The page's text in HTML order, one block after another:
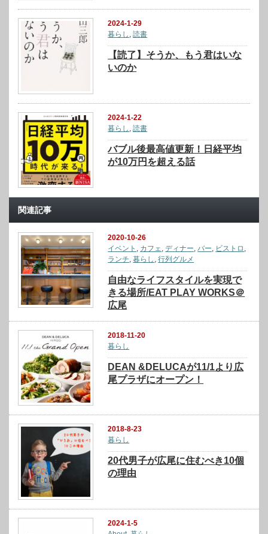
2024-1-29
暮らし ,読書
【読了】そうか、もう君はいな
いのか
2024-1-22
暮らし ,読書
バブル後最高値更新！日経平均
が10万円を超える話
関連記事
2020-10-26
イベント , カフェ,ディナー,バー, ビストロ ,
ランチ,暮らし ,行列グルメ
自由なライフスタイルを実現で
きる場所/EAT PLAY WORKS＠
広尾
2018-11-20
暮らし
DEAN &DELUCAが11/1より広
尾プラザにオープン！
2018-8-23
暮らし
20代男子が広尾に住むべき10個
の理由
2024-1-5